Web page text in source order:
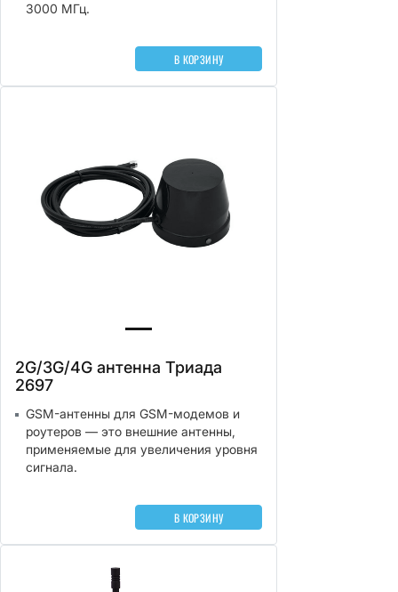
3000 МГц.
В КОРЗИНУ
2G/3G/4G антенна Триада
2697
GSM-антенны для GSM-модемов и
роутеров — это внешние антенны,
применяемые для увеличения уровня
сигнала.
В КОРЗИНУ